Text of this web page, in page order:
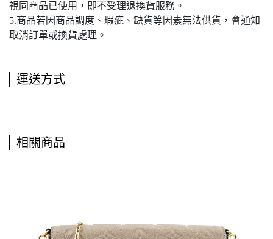
視同商品已使用，即不受理退換貨服務。
5.商品若因商品調度、瑕疵、缺貨等因素無法供貨，會通知
取消訂單或換貨處理。
運送方式
相關商品